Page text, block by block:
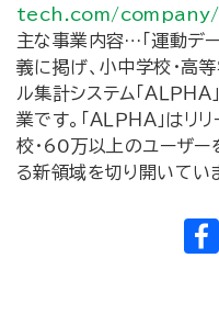
tech.com/company/
主な事業内容…「運動デ
義に掲げ、小中学校・高
ル集計システム「ＡＬＰＨ
業です。「ＡＬＰＨＡ」は
校・60万以上のユーザー
る新領域を切り開いてい